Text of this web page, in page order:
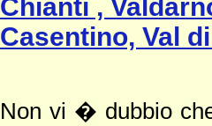
Chianti ,
Casentino, Val
Non vi � dubbio